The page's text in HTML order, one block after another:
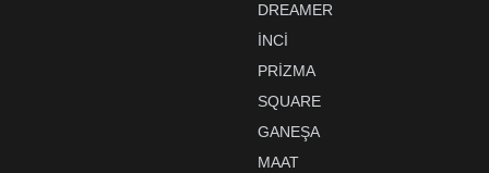
DREAMER
İNCI
PRIZMA
SQUARE
GANEŞA
MAAT